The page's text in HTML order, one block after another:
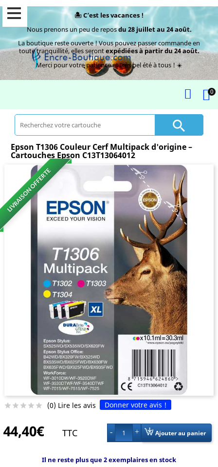
🏝️ C’est les vacances !
Nous prenons un peu de reposdu 28 juillet au 24 août.
La boutique reste ouverte ! Vous pouvez passer commande en
toute tranquillité, elles serontexpédiées à partir du 24 août.
Merci pour votre patience et très bel été à tous ! ☀️
0

Epson T1306 Couleur Cerf Multipack d'origine –
Cartouches Epson C13T13064012
LIVRAISON OFFERTE
     (0) Lire les avis Donner votre avis !
44,40€ TTC 1 Ajouter au panier
Il ne reste plus que 2 exemplaires en stock